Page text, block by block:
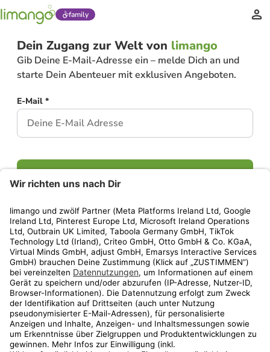
family
Dein Zugang zur Welt von limango
Gib Deine E-Mail-Adresse ein – melde Dich an und
starte Dein Abenteuer mit exklusiven Angeboten.
E-Mail *
Weiter
Privatsphäre-EinstellungenAGBDatenschutzCompliance
GeschenkgutscheinbedingungenImpressumHelp Center